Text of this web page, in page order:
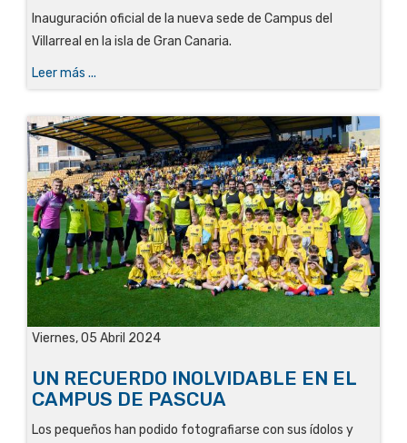
Inauguración oficial de la nueva sede de Campus del
Villarreal en la isla de Gran Canaria.
Leer más ...
Viernes, 05 Abril 2024
UN RECUERDO INOLVIDABLE EN EL
CAMPUS DE PASCUA
Los pequeños han podido fotografiarse con sus ídolos y